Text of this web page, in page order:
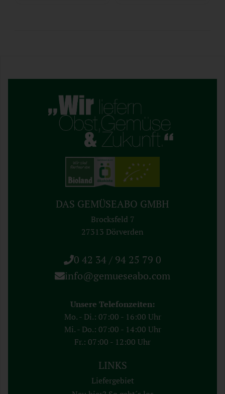
DAS GEMÜSEABO GMBH
Brocksfeld 7
27313 Dörverden
0 42 34 / 94 25 79 0
info@gemueseabo.com
Unsere Telefonzeiten:
Mo. - Di.: 07:00 - 16:00 Uhr
Mi. - Do.: 07:00 - 14:00 Uhr
Fr.: 07:00 - 12:00 Uhr
LINKS
Liefergebiet